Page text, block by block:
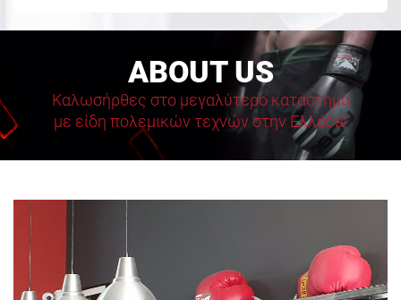
ABOUT US
Καλωσήρθες στο μεγαλύτερο κατάστημα
με είδη πολεμικών τεχνών στην Ελλάδα!